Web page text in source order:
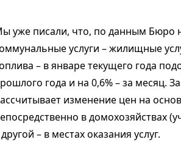
уже писали, что, по данным Бюро
услуги – жилищные
– в январе текущего года
года и на 0,6% – за месяц.
изменение цен на
в домохозяйствах
– в местах оказания услуг.